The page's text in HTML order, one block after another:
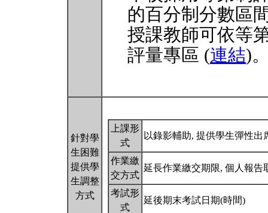
的百分制分數區
授課教師可依等
評量專區 (連結)
針對學
生困難
提供學
生調整
方式
上課形
式
以錄影輔助, 提供學生彈性出
作業繳
交方式
延長作業繳交期限, 個人報告
考試形
式
延後期末考試日期(時間)